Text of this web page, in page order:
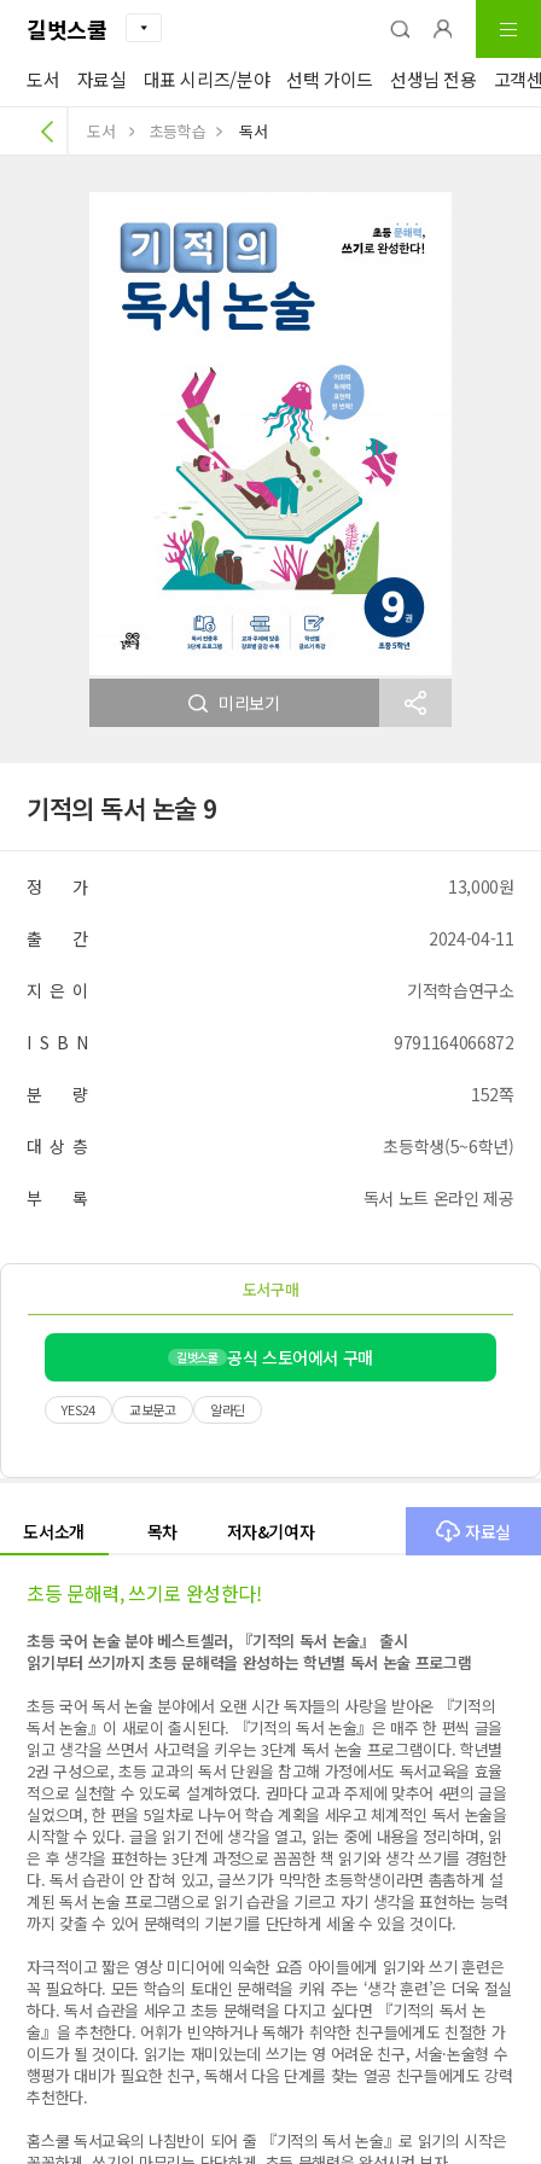
길벗스쿨
도서 자료실 대표 시리즈/분야 선택 가이드 선생님 전용 고객
도서 초등학습 독서
미리보기
기적의 독서 논술 9
정 가 13,000원
출 간 2024-04-11
지 은 이 기적학습연구소
I S B N 9791164066872
분 량 152쪽
대 상 층 초등학생(5~6학년)
부 록 독서 노트 온라인 제공
도서구매
길벗스쿨 공식 스토어에서 구매
YES24 교보문고 알라딘
도서소개 목차 저자&기여자 자료실
초등 문해력, 쓰기로 완성한다!
초등 국어 논술 분야 베스트셀러, 『기적의 독서 논술』 출시
읽기부터 쓰기까지 초등 문해력을 완성하는 학년별 독서 논술 프로그램
초등 국어 독서 논술 분야에서 오랜 시간 독자들의 사랑을 받아온 『기적의
독서 논술』이 새로이 출시된다. 『기적의 독서 논술』은 매주 한 편씩 글을
읽고 생각을 쓰면서 사고력을 키우는 3단계 독서 논술 프로그램이다. 학년별
2권 구성으로, 초등 교과의 독서 단원을 참고해 가정에서도 독서교육을 효율
적으로 실천할 수 있도록 설계하였다. 권마다 교과 주제에 맞추어 4편의 글을
실었으며, 한 편을 5일차로 나누어 학습 계획을 세우고 체계적인 독서 논술을
시작할 수 있다. 글을 읽기 전에 생각을 열고, 읽는 중에 내용을 정리하며, 읽
은 후 생각을 표현하는 3단계 과정으로 꼼꼼한 책 읽기와 생각 쓰기를 경험한
다. 독서 습관이 안 잡혀 있고, 글쓰기가 막막한 초등학생이라면 촘촘하게 설
계된 독서 논술 프로그램으로 읽기 습관을 기르고 자기 생각을 표현하는 능력
까지 갖출 수 있어 문해력의 기본기를 단단하게 세울 수 있을 것이다.
자극적이고 짧은 영상 미디어에 익숙한 요즘 아이들에게 읽기와 쓰기 훈련은
꼭 필요하다. 모든 학습의 토대인 문해력을 키워 주는 ‘생각 훈련’은 더욱 절실
하다. 독서 습관을 세우고 초등 문해력을 다지고 싶다면 『기적의 독서 논
술』을 추천한다. 어휘가 빈약하거나 독해가 취약한 친구들에게도 친절한 가
이드가 될 것이다. 읽기는 재미있는데 쓰기는 영 어려운 친구, 서술·논술형 수
행평가 대비가 필요한 친구, 독해서 다음 단계를 찾는 열공 친구들에게도 강력
추천한다.
홈스쿨 독서교육의 나침반이 되어 줄 『기적의 독서 논술』로 읽기의 시작은